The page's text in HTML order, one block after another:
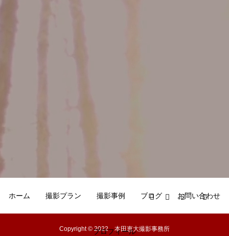
ホーム 撮影プラン 撮影事例 ブログ お問い合わせ
プロフィール
Copyright © 2022 本田恵大撮影事務所